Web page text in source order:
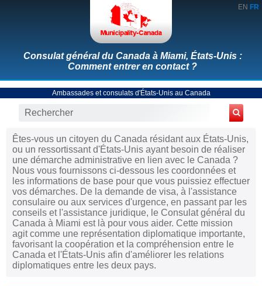
EN FR
Consulat général du Canada à Miami, États-Unis :
Comment entrer en contact ?
Ambassades et consulats d'États-Unis au Canada
Êtes-vous un citoyen du Canada résidant aux États-Unis,
ou un ressortissant d'États-Unis ayant besoin de réaliser
une démarche administrative en lien avec le Canada ?
Nous vous fournissons ci-dessous les coordonnées et
les informations de base pour que vous puissiez effectuer
vos démarches. De la demande de visa, à l'assistance
consulaire ou aux services d'urgence, en passant par les
conseils et l'assistance juridique, le Consulat général du
Canada à Miami est là pour vous aider. Cette mission
agit comme une représentation diplomatique importante,
favorisant la coopération et la compréhension entre le
Canada et l'États-Unis afin d'améliorer les relations
diplomatiques entre les deux pays.